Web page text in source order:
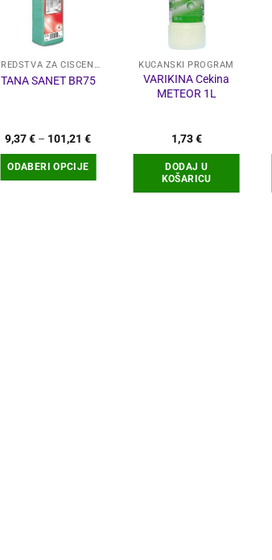
SREDSTVA ZA ČIŠĆENJE
TANA SANET BR75
9,37€ – 101,21€Raspon
do
101,21 €
ODABERI OPCIJE
KUĆANSKI PROGRAM
VARIKINA Cekina
METEOR 1L
1,73€
DODAJ U
KOŠARICU